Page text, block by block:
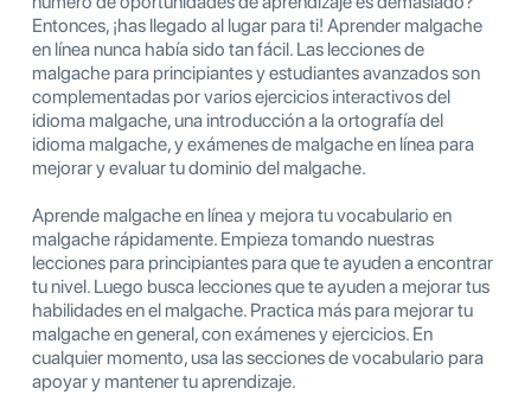
Entonces, ¡has llegado al lugar para ti! Aprender malgache
en línea nunca había sido tan fácil. Las lecciones de
malgache para principiantes y estudiantes avanzados son
complementadas por varios ejercicios interactivos del
idioma malgache, una introducción a la ortografía del
idioma malgache, y exámenes de malgache en línea para
mejorar y evaluar tu dominio del malgache.
Aprende malgache en línea y mejora tu vocabulario en
malgache rápidamente. Empieza tomando nuestras
lecciones para principiantes para que te ayuden a encontrar
tu nivel. Luego busca lecciones que te ayuden a mejorar tus
habilidades en el malgache. Practica más para mejorar tu
malgache en general, con exámenes y ejercicios. En
cualquier momento, usa las secciones de vocabulario para
apoyar y mantener tu aprendizaje.